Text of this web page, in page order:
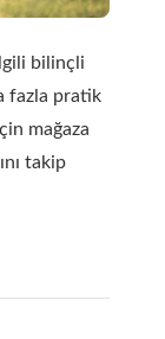
bilinçli
fazla pratik
mağaza
takip